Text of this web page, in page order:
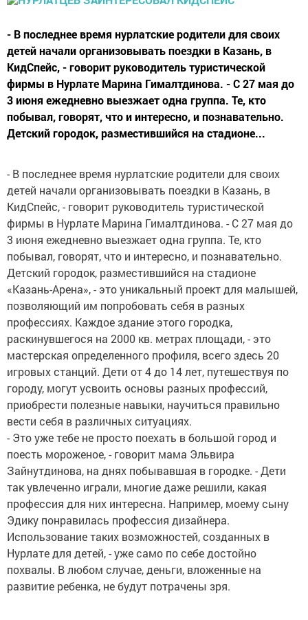
- В последнее время нурлатские родители для своих
детей начали организовывать поездки в Казань, в
КидСпейс, - говорит руководитель туристической
фирмы в Нурлате Марина Гималтдинова. - С 27 мая до
3 июня ежедневно выезжает одна группа. Те, кто
побывал, говорят, что и интересно, и познавательно.
Детский городок, разместившийся на стадионе...
- В последнее время нурлатские родители для своих
детей начали организовывать поездки в Казань, в
КидСпейс, - говорит руководитель туристической
фирмы в Нурлате Марина Гималтдинова. - С 27 мая до
3 июня ежедневно выезжает одна группа. Те, кто
побывал, говорят, что и интересно, и познавательно.
Детский городок, разместившийся на стадионе
«Казань-Арена», - это уникальный проект для малышей,
позволяющий им попробовать себя в разных
профессиях. Каждое здание этого городка,
раскинувшегося на 2000 кв. метрах площади, - это
мастерская определенного профиля, всего здесь 20
игровых станций. Дети от 4 до 14 лет, путешествуя по
городу, могут усвоить основы разных профессий,
приобрести полезные навыки, научиться правильно
вести себя в различных ситуациях.
- Это уже тебе не просто поехать в большой город и
поесть мороженое, - говорит мама Эльвира
Зайнутдинова, на днях побывавшая в городке. - Дети
так увлеченно играли, многие даже решили, какая
профессия для них интересна. Например, моему сыну
Эдику понравилась профессия дизайнера.
Использование таких возможностей, созданных в
Нурлате для детей, - уже само по себе достойно
похвалы. В любом случае, деньги, вложенные на
развитие ребенка, не будут потрачены зря.